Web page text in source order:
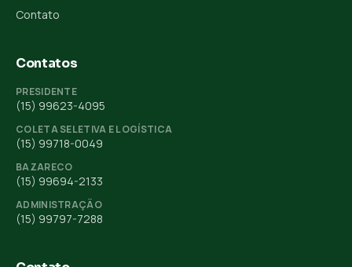
Contato
Contatos
PRESIDENTE
(15) 99623-4095
COLETA SELETIVA E LOGÍSTICA
(15) 99718-0049
BAZARECO
(15) 99694-2133
ADMINISTRAÇÃO
(15) 99797-7288